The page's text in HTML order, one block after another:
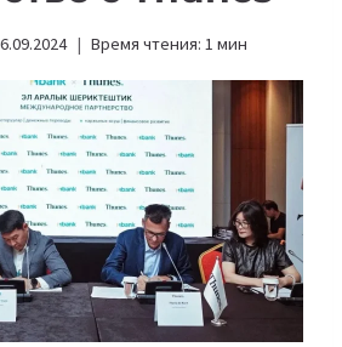
Время чтения: 1 мин